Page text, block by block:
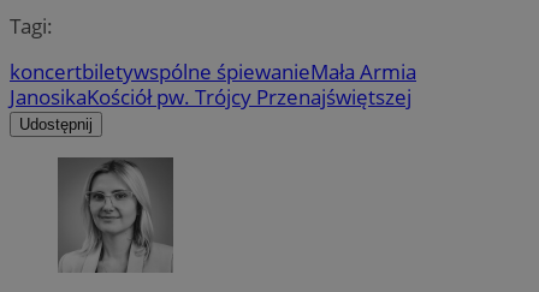
Tagi:
koncertbiletywspólne śpiewanieMała Armia
JanosikaKościół pw. Trójcy Przenajświętszej
Udostępnij